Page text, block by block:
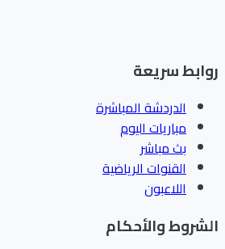
سريعة
الدردشة المباشرة
مباريات اليوم
بث مباشر
القنوات الرياضية
اللاعبون
والأحكام